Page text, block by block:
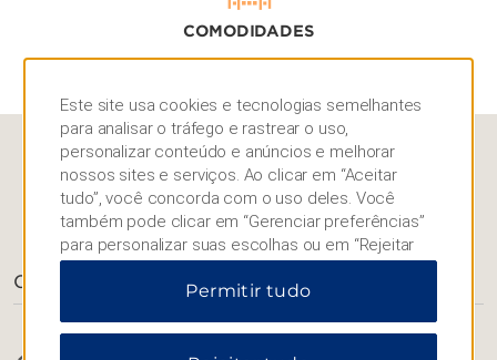
COMODIDADES
COMODIDADES
Comodidades do hotel
Este site usa cookies e tecnologias semelhantes
para analisar o tráfego e rastrear o uso,
personalizar conteúdo e anúncios e melhorar
nossos sites e serviços. Ao clicar em “Aceitar
tudo”, você concorda com o uso deles. Você
também pode clicar em “Gerenciar preferências”
para personalizar suas escolhas ou em “Rejeitar
tudo” para permitir apenas cookies essenciais.
Para obter informações adicionais, visite nosso
Permitir tudo